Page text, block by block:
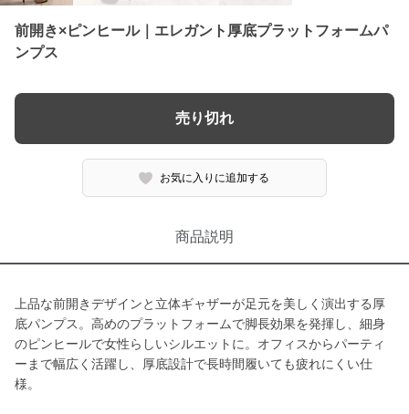
前開き×ピンヒール｜エレガント厚底プラットフォームパ
ンプス
売り切れ
お気に入りに追加する
商品説明
上品な前開きデザインと立体ギャザーが足元を美しく演出する厚
底パンプス。高めのプラットフォームで脚長効果を発揮し、細身
のピンヒールで女性らしいシルエットに。オフィスからパーティ
ーまで幅広く活躍し、厚底設計で長時間履いても疲れにくい仕
様。